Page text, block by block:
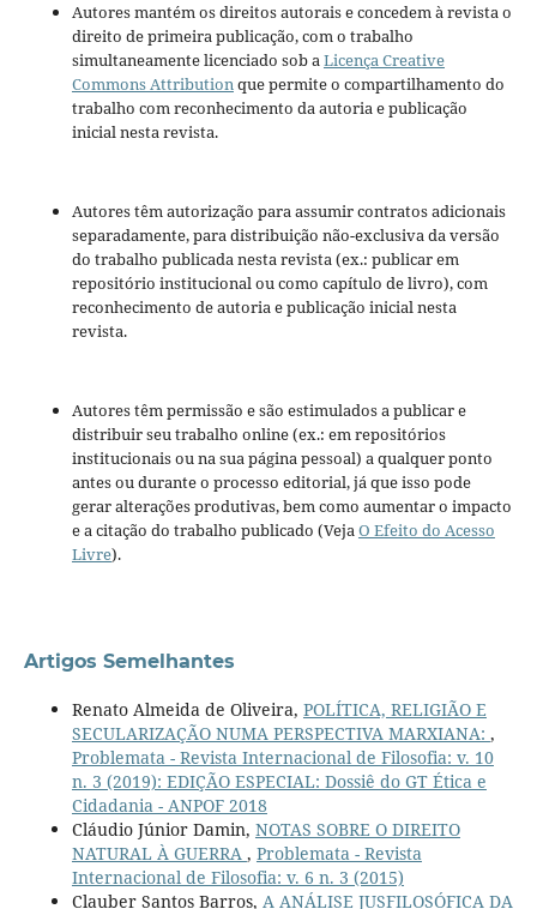
Autores mantém os direitos autorais e concedem à revista o
direito de primeira publicação, com o trabalho
simultaneamente licenciado sob aLicença Creative
Commons Attributionque permite o compartilhamento do
trabalho com reconhecimento da autoria e publicação
inicial nesta revista.
Autores têm autorização para assumir contratos adicionais
separadamente, para distribuição não-exclusiva da versão
do trabalho publicada nesta revista (ex.: publicar em
repositório institucional ou como capítulo de livro), com
reconhecimento de autoria e publicação inicial nesta
revista.
Autores têm permissão e são estimulados a publicar e
distribuir seu trabalho online (ex.: em repositórios
institucionais ou na sua página pessoal) a qualquer ponto
antes ou durante o processo editorial, já que isso pode
gerar alterações produtivas, bem como aumentar o impacto
e a citação do trabalho publicado (VejaO Efeito do Acesso
Livre).
Artigos Semelhantes
Renato Almeida de Oliveira, POLÍTICA, RELIGIÃO E
SECULARIZAÇÃO NUMA PERSPECTIVA MARXIANA: ,
Problemata - Revista Internacional de Filosofia: v. 10
n. 3 (2019): EDIÇÃO ESPECIAL: Dossiê do GT Ética e
Cidadania - ANPOF 2018
Cláudio Júnior Damin, NOTAS SOBRE O DIREITO
NATURAL À GUERRA , Problemata - Revista
Internacional de Filosofia: v. 6 n. 3 (2015)
Clauber Santos Barros, A ANÁLISE JUSFILOSÓFICA DA